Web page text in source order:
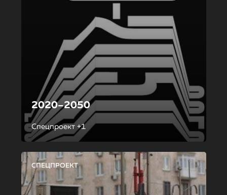
2020–2050
Спецпроект +1
СПЕЦПРОЕКТ